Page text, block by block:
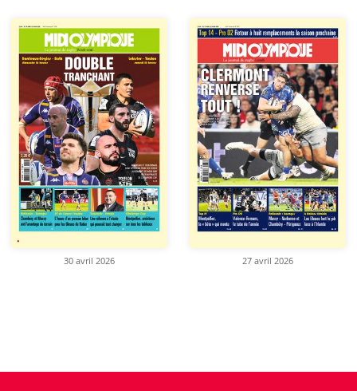
30 avril 2026 27 avril 2026